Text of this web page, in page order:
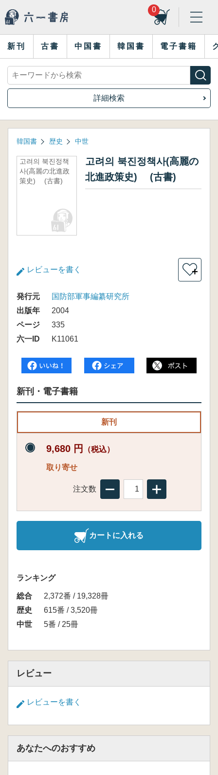
0
新刊 古書 中国書 韓国書 電子書籍
詳細検索
韓国書 歴史 中世
고려의 북진정책
사(高麗の北進政
策史) (古書)
고려의 북진정책사(高麗の
北進政策史) (古書)
レビューを書く ＋
発行元
国防部軍事編纂研究所
出版年
2004
ページ
335
六一ID
K11061
新刊・電子書籍
新刊
9,680 円 （税込）
取り寄せ
注文数
カートに入れる
ランキング
総合
2,372番 / 19,328冊
歴史
615番 / 3,520冊
中世
5番 / 25冊
レビュー
レビューを書く
あなたへのおすすめ